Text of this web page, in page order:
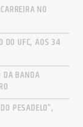
NO
DO UFC, AOS 34
DA BANDA
PESADELO”,